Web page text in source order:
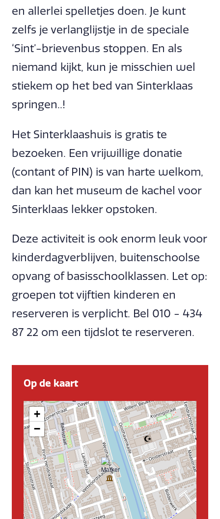
en allerlei spelletjes doen. Je kunt
zelfs je verlanglijstje in de speciale
‘Sint’-brievenbus stoppen. En als
niemand kijkt, kun je misschien wel
stiekem op het bed van Sinterklaas
springen..!
Het Sinterklaashuis is gratis te
bezoeken. Een vrijwillige donatie
(contant of PIN) is van harte welkom,
dan kan het museum de kachel voor
Sinterklaas lekker opstoken.
Deze activiteit is ook enorm leuk voor
kinderdagverblijven, buitenschoolse
opvang of basisschoolklassen. Let op:
groepen tot vijftien kinderen en
reserveren is verplicht. Bel 010 - 434
87 22 om een tijdslot te reserveren.
Op de kaart
+
−